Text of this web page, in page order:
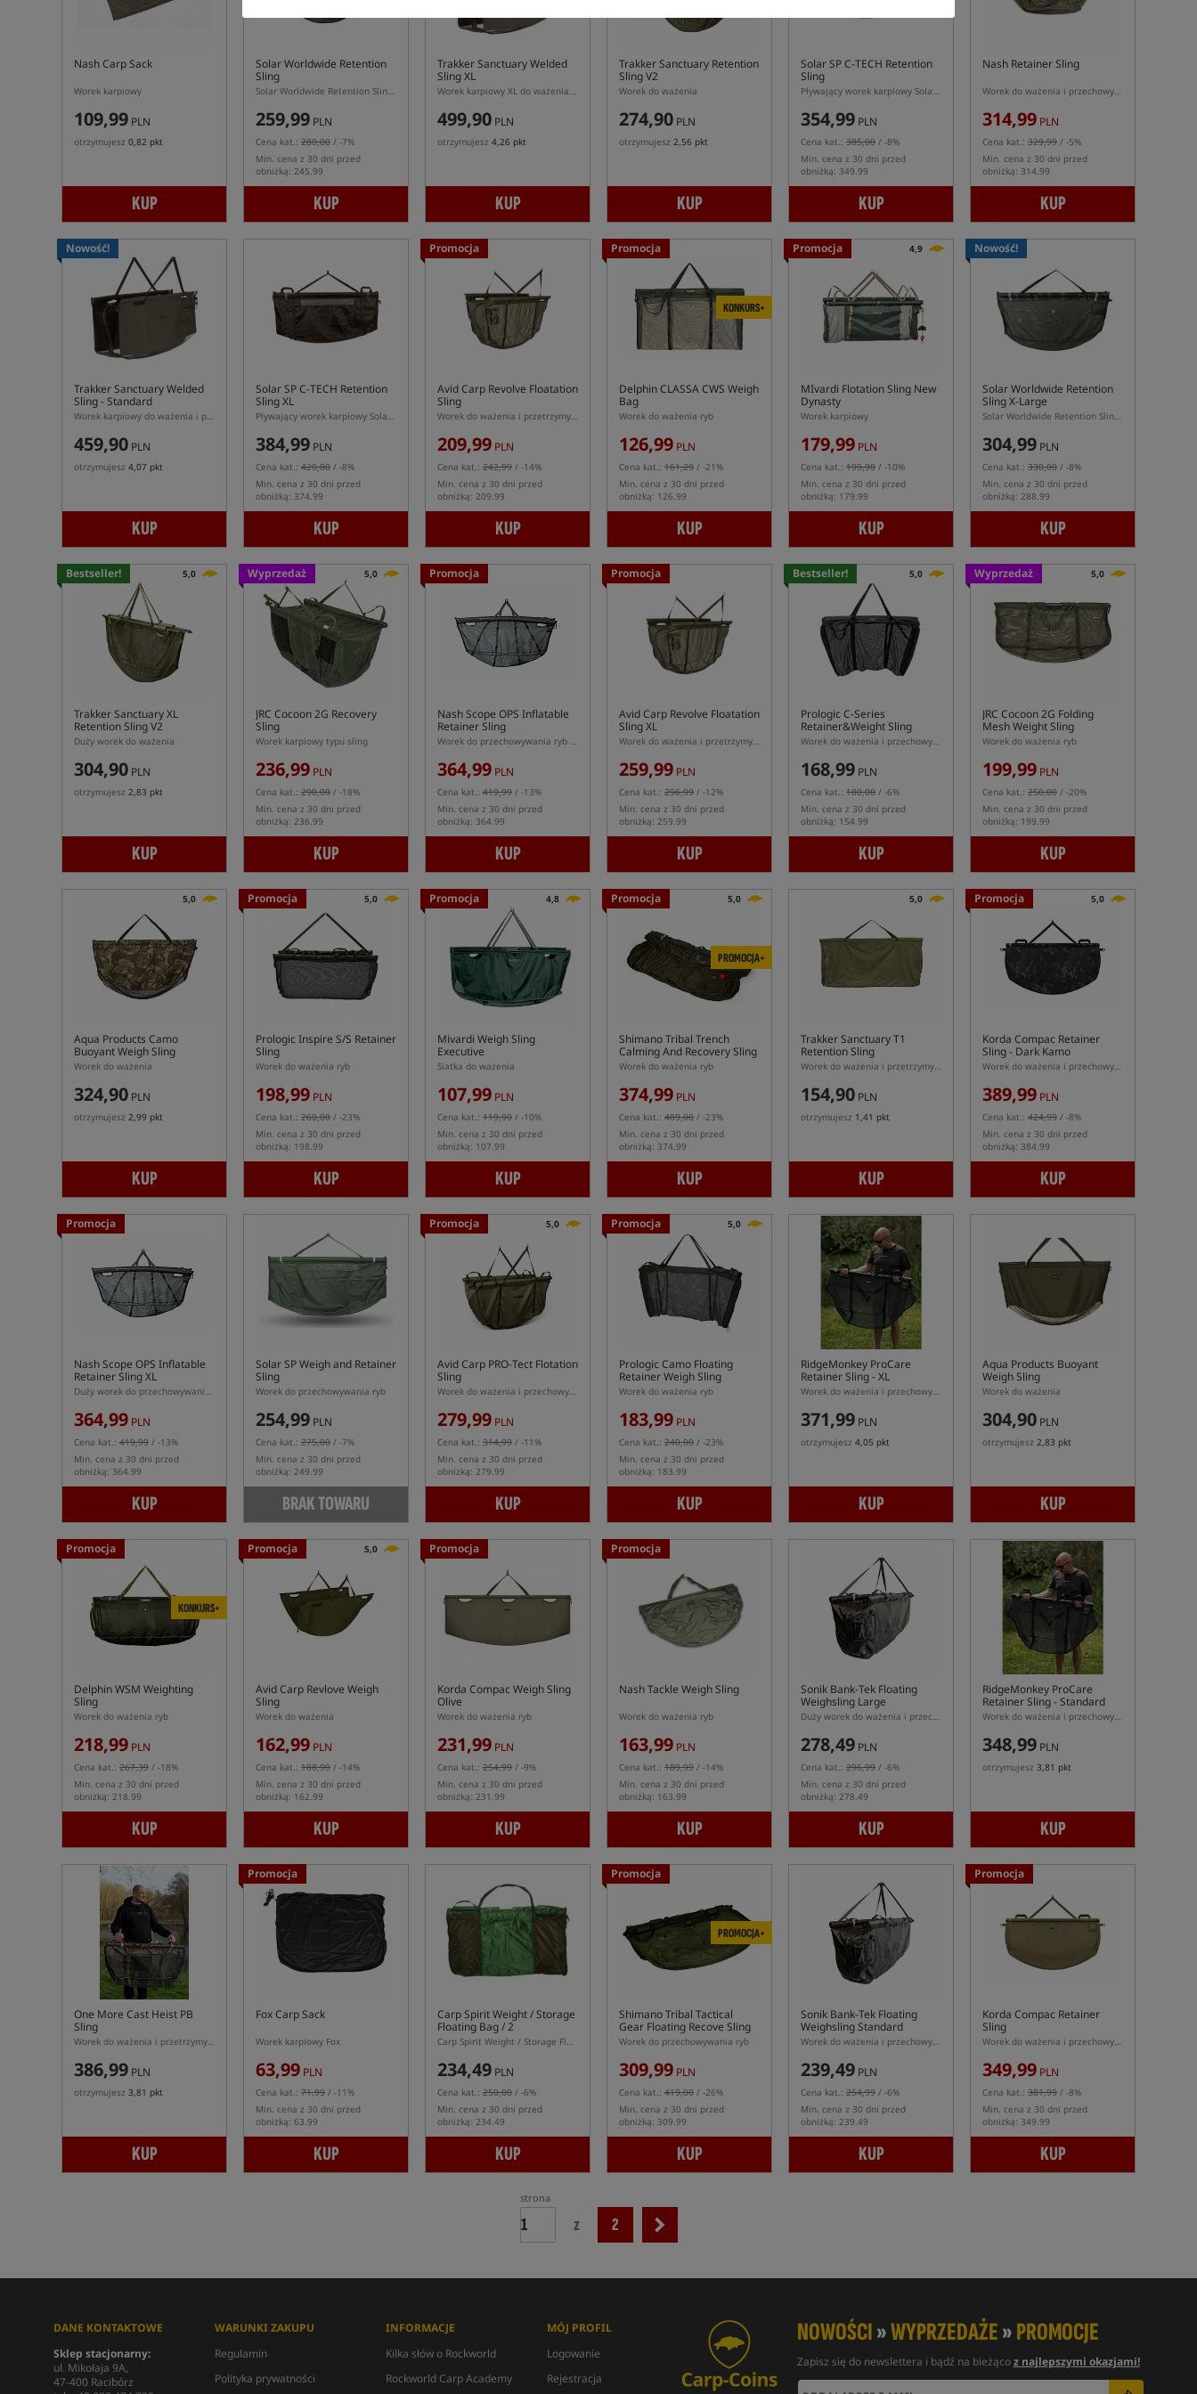
Nash Carp Sack
Worek karpiowy
109,99 PLN
otrzymujesz 0,82 pkt
KUP
Solar Worldwide Retention
Sling
Solar Worldwide Retention Sling – worek do ważenia i przetrzymywania karpia
259,99 PLN
Cena kat.: 280,00 / -7%
Min. cena z 30 dni przed
obniżką: 245.99
KUP
Trakker Sanctuary Welded
Sling XL
Worek karpiowy XL do ważenia i przechowywania ryb Trakker Sanctuary Welded
499,90 PLN
otrzymujesz 4,26 pkt
KUP
Trakker Sanctuary Retention
Sling V2
Worek do ważenia
274,90 PLN
otrzymujesz 2,56 pkt
KUP
Solar SP C-TECH Retention
Sling
Pływający worek karpiowy Solar SP C-TECH do przetrzymywania i ważenia
354,99 PLN
Cena kat.: 385,00 / -8%
Min. cena z 30 dni przed
obniżką: 349.99
KUP
Nash Retainer Sling
Worek do ważenia i przechowywania ryb
314,99 PLN
Cena kat.: 329,99 / -5%
Min. cena z 30 dni przed
obniżką: 314.99
KUP
Nowość!
Trakker Sanctuary Welded
Sling - Standard
Worek karpiowy do ważenia i przetrzymywania ryb Trakker Sanctuary Welded Sling
459,90 PLN
otrzymujesz 4,07 pkt
KUP
Solar SP C-TECH Retention
Sling XL
Pływający worek karpiowy Solar SP C-TECH Retention Sling XL 130 cm
384,99 PLN
Cena kat.: 420,00 / -8%
Min. cena z 30 dni przed
obniżką: 374.99
KUP
Promocja
Avid Carp Revolve Floatation
Sling
Worek do ważenia i przetrzymywania ryb
209,99 PLN
Cena kat.: 242,99 / -14%
Min. cena z 30 dni przed
obniżką: 209.99
KUP
Promocja
KONKURS+
Delphin CLASSA CWS Weigh
Bag
Worek do ważenia ryb
126,99 PLN
Cena kat.: 161,29 / -21%
Min. cena z 30 dni przed
obniżką: 126.99
KUP
Promocja 4,9
MIvardi Flotation Sling New
Dynasty
Worek karpiowy
179,99 PLN
Cena kat.: 199,90 / -10%
Min. cena z 30 dni przed
obniżką: 179.99
KUP
Nowość!
Solar Worldwide Retention
Sling X-Large
Solar Worldwide Retention Sling X-Large – duży worek do ważenia i przetrzymywania karpia
304,99 PLN
Cena kat.: 330,00 / -8%
Min. cena z 30 dni przed
obniżką: 288.99
KUP
Bestseller! 5,0
Trakker Sanctuary XL
Retention Sling V2
Duży worek do ważenia
304,90 PLN
otrzymujesz 2,83 pkt
KUP
Wyprzedaż 5,0
JRC Cocoon 2G Recovery
Sling
Worek karpiowy typu sling
236,99 PLN
Cena kat.: 290,00 / -18%
Min. cena z 30 dni przed
obniżką: 236.99
KUP
Promocja
Nash Scope OPS Inflatable
Retainer Sling
Worek do przechowywania ryb z pompowanymi ramionami
364,99 PLN
Cena kat.: 419,99 / -13%
Min. cena z 30 dni przed
obniżką: 364.99
KUP
Promocja
Avid Carp Revolve Floatation
Sling XL
Worek do ważenia i przetrzymywania ryb w rozmiarze XL
259,99 PLN
Cena kat.: 296,99 / -12%
Min. cena z 30 dni przed
obniżką: 259.99
KUP
Bestseller! 5,0
Prologic C-Series
Retainer&Weight Sling
Worek do ważenia i przechowywania ryb
168,99 PLN
Cena kat.: 180,00 / -6%
Min. cena z 30 dni przed
obniżką: 154.99
KUP
Wyprzedaż 5,0
JRC Cocoon 2G Folding
Mesh Weight Sling
Worek do ważenia ryb
199,99 PLN
Cena kat.: 250,00 / -20%
Min. cena z 30 dni przed
obniżką: 199.99
KUP
5,0
Aqua Products Camo
Buoyant Weigh Sling
Worek do ważenia
324,90 PLN
otrzymujesz 2,99 pkt
KUP
Promocja 5,0
Prologic Inspire S/S Retainer
Sling
Worek do ważenia ryb
198,99 PLN
Cena kat.: 260,00 / -23%
Min. cena z 30 dni przed
obniżką: 198.99
KUP
Promocja 4,8
Mivardi Weigh Sling
Executive
Siatka do ważenia
107,99 PLN
Cena kat.: 119,90 / -10%
Min. cena z 30 dni przed
obniżką: 107.99
KUP
Promocja 5,0
PROMOCJA+
Shimano Tribal Trench
Calming And Recovery Sling
Worek do ważenia ryb
374,99 PLN
Cena kat.: 489,00 / -23%
Min. cena z 30 dni przed
obniżką: 374.99
KUP
5,0
Trakker Sanctuary T1
Retention Sling
Worek do ważenia i przetrzymywania ryb
154,90 PLN
otrzymujesz 1,41 pkt
KUP
Promocja 5,0
Korda Compac Retainer
Sling - Dark Kamo
Worek do ważenia i przechowywania ryb w kolorze kamuflażu
389,99 PLN
Cena kat.: 424,99 / -8%
Min. cena z 30 dni przed
obniżką: 384.99
KUP
Promocja
Nash Scope OPS Inflatable
Retainer Sling XL
Duży worek do przechowywania ryb z systemem samopompującym
364,99 PLN
Cena kat.: 419,99 / -13%
Min. cena z 30 dni przed
obniżką: 364.99
KUP
Solar SP Weigh and Retainer
Sling
Worek do przechowywania ryb
254,99 PLN
Cena kat.: 275,00 / -7%
Min. cena z 30 dni przed
obniżką: 249.99
BRAK TOWARU
Promocja 5,0
Avid Carp PRO-Tect Flotation
Sling
Worek do ważenia i przechowywania ryb
279,99 PLN
Cena kat.: 314,99 / -11%
Min. cena z 30 dni przed
obniżką: 279.99
KUP
Promocja 5,0
Prologic Camo Floating
Retainer Weigh Sling
Worek do ważenia ryb
183,99 PLN
Cena kat.: 240,00 / -23%
Min. cena z 30 dni przed
obniżką: 183.99
KUP
RidgeMonkey ProCare
Retainer Sling - XL
Worek do ważenia i przechowywania ryb
371,99 PLN
otrzymujesz 4,05 pkt
KUP
Aqua Products Buoyant
Weigh Sling
Worek do ważenia
304,90 PLN
otrzymujesz 2,83 pkt
KUP
Promocja
KONKURS+
Delphin WSM Weighting
Sling
Worek do ważenia ryb
218,99 PLN
Cena kat.: 267,39 / -18%
Min. cena z 30 dni przed
obniżką: 218.99
KUP
Promocja 5,0
Avid Carp Revlove Weigh
Sling
Worek do ważenia
162,99 PLN
Cena kat.: 188,99 / -14%
Min. cena z 30 dni przed
obniżką: 162.99
KUP
Promocja
Korda Compac Weigh Sling
Olive
Worek do ważenia ryb
231,99 PLN
Cena kat.: 254,99 / -9%
Min. cena z 30 dni przed
obniżką: 231.99
KUP
Promocja
Nash Tackle Weigh Sling
Worek do ważenia ryb
163,99 PLN
Cena kat.: 189,99 / -14%
Min. cena z 30 dni przed
obniżką: 163.99
KUP
Sonik Bank-Tek Floating
Weighsling Large
Duży worek do ważenia i przechowywania ryb serii Bank-Tek
278,49 PLN
Cena kat.: 296,99 / -6%
Min. cena z 30 dni przed
obniżką: 278.49
KUP
RidgeMonkey ProCare
Retainer Sling - Standard
Worek do ważenia i przechowywania ryb
348,99 PLN
otrzymujesz 3,81 pkt
KUP
One More Cast Heist PB
Sling
Worek do ważenia i przetrzymywania ryb
386,99 PLN
otrzymujesz 3,81 pkt
KUP
Promocja
Fox Carp Sack
Worek karpiowy Fox
63,99 PLN
Cena kat.: 71,99 / -11%
Min. cena z 30 dni przed
obniżką: 63.99
KUP
Carp Spirit Weight / Storage
Floating Bag / 2
Carp Spirit Weight / Storage Floating Bag / 2 – składany pływający worek do ważenia karpi
234,49 PLN
Cena kat.: 250,00 / -6%
Min. cena z 30 dni przed
obniżką: 234.49
KUP
Promocja
PROMOCJA+
Shimano Tribal Tactical
Gear Floating Recove Sling
Worek do przechowywania ryb
309,99 PLN
Cena kat.: 419,00 / -26%
Min. cena z 30 dni przed
obniżką: 309.99
KUP
Sonik Bank-Tek Floating
Weighsling Standard
Worek do ważenia i przechowywania ryb serii Bank-Tek
239,49 PLN
Cena kat.: 254,99 / -6%
Min. cena z 30 dni przed
obniżką: 239.49
KUP
Promocja
Korda Compac Retainer
Sling
Worek do ważenia i przechowywania ryb
349,99 PLN
Cena kat.: 381,99 / -8%
Min. cena z 30 dni przed
obniżką: 349.99
KUP
strona
z 2
NOWOŚCI»WYPRZEDAŻE»PROMOCJE
Zapisz się do newslettera i bądź na bieżącoz najlepszymi okazjami!
DANE KONTAKTOWE
Sklep stacjonarny:
ul. Mikołaja 9A,
47-400 Racibórz
WARUNKI ZAKUPU
Regulamin
Polityka prywatności
INFORMACJE
Kilka słów o Rockworld
Rockworld Carp Academy
MÓJ PROFIL
Logowanie
Rejestracja